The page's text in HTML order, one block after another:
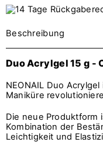
Beschreibung
Duo Acrylgel 15 g -
NEONAIL Duo
Maniküre
Die neue Produktform
Kombination der
Leichtigkeit und